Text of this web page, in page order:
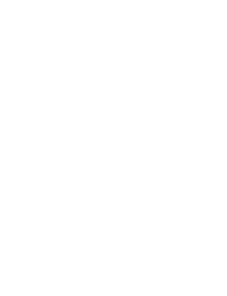
prípade záujmu kontaktujte